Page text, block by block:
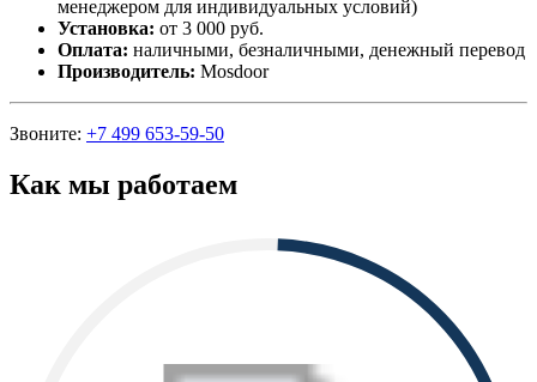
менеджером для индивидуальных условий)
Установка: от 3 000 руб.
Оплата: наличными, безналичными, денежный перевод
Производитель: Mosdoor
Звоните: +7 499 653-59-50
Как мы работаем